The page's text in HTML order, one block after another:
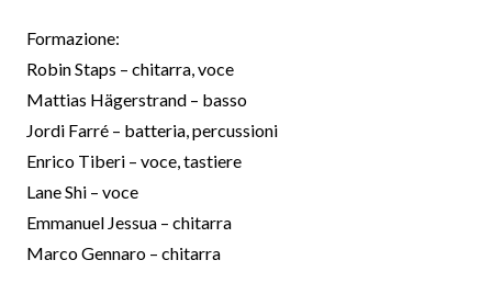
Formazione:
Robin Staps – chitarra, voce
Mattias Hägerstrand – basso
Jordi Farré – batteria, percussioni
Enrico Tiberi – voce, tastiere
Lane Shi – voce
Emmanuel Jessua – chitarra
Marco Gennaro – chitarra